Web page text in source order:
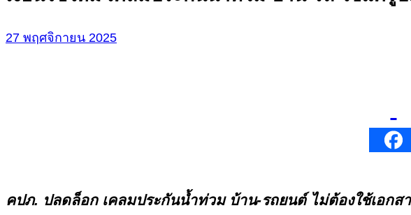
27 พฤศจิกายน 2025
คปภ. ปลดล็อก เคลมประกันน้ำท่วม บ้าน-รถยนต์ ไม่ต้องใช้เอก